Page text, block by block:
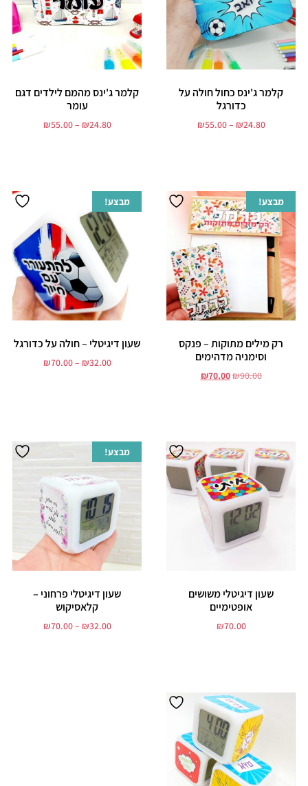
קלמר ג'ינס כחול חולה על
כדורגל
₪24.80
–
₪55.00
קלמר ג'ינס מהמם לילדים דגם
עומר
₪24.80
–
₪55.00
מבצע!
רק מילים מתוקות – פנקס
וסימניה מדהימים
₪90.00
₪70.00
מבצע!
שעון דיגיטלי – חולה על כדורגל
₪32.00
–
₪70.00
שעון דיגיטלי משושים
אופטימיים
₪70.00
מבצע!
שעון דיגיטלי פרחוני –
קלאסיקוש
₪32.00
–
₪70.00